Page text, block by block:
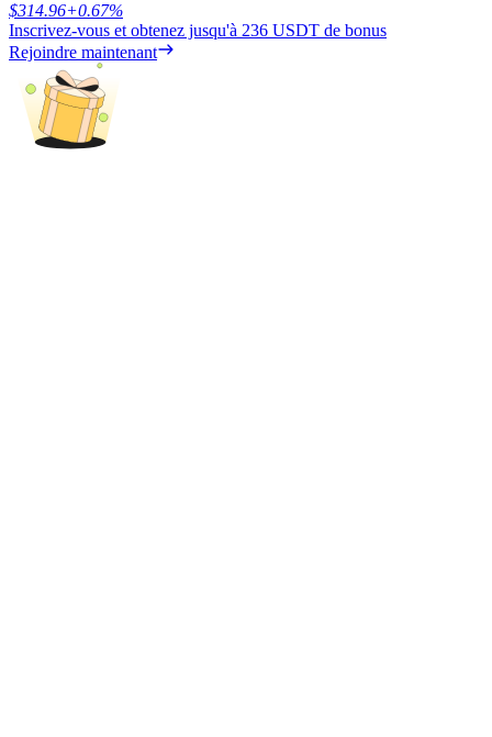
USDT New User Exclusive 10% APR
USDT Flexible Staking | Daily Rewards
New Listing Futures Fest
$314.96+0.67%
Inscrivez-vous et obtenez jusqu'à 236 USDT de bonus
Rejoindre maintenant